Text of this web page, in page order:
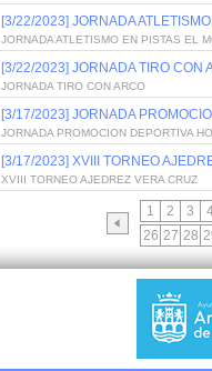
[3/22/2023] JORNADA
JORNADA ATLETISMO EN PISTAS EL
[3/22/2023] JORNADA TIRO CON
JORNADA TIRO CON ARCO
[3/17/2023] JORNADA
JORNADA PROMOCION DEPORTIVA
[3/17/2023] XVIII TORNEO
XVIII TORNEO AJEDREZ VERA CRUZ
1 2 3
26 27 28